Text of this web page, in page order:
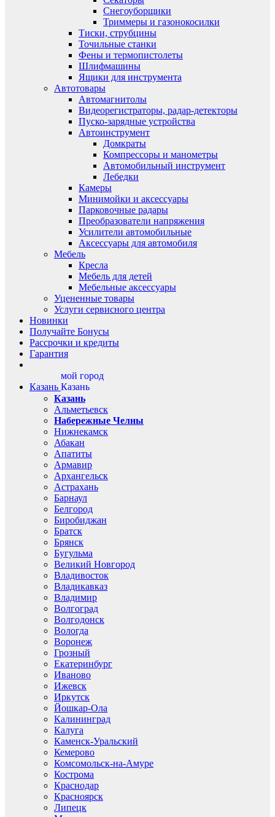
Снегоуборщики
Триммеры и газонокосилки
Тиски, струбцины
Точильные станки
Фены и термопистолеты
Шлифмашины
Ящики для инструмента
Автотовары
Автомагнитолы
Видеорегистраторы, радар-детекторы
Пуско-зарядные устройства
Автоинструмент
Домкраты
Компрессоры и манометры
Автомобильный инструмент
Лебедки
Камеры
Минимойки и аксессуары
Парковочные радары
Преобразователи напряжения
Усилители автомобильные
Аксессуары для автомобиля
Мебель
Кресла
Мебель для детей
Мебельные аксессуары
Уцененные товары
Услуги сервисного центра
Новинки
Получайте Бонусы
Рассрочки и кредиты
Гарантия
Казань
мой город
Казань
Казань
Альметьевск
Набережные Челны
Нижнекамск
Абакан
Апатиты
Армавир
Архангельск
Астрахань
Барнаул
Белгород
Биробиджан
Братск
Брянск
Бугульма
Великий Новгород
Владивосток
Владикавказ
Владимир
Волгоград
Волгодонск
Вологда
Воронеж
Грозный
Екатеринбург
Иваново
Ижевск
Иркутск
Йошкар-Ола
Калининград
Калуга
Каменск-Уральский
Кемерово
Комсомольск-на-Амуре
Кострома
Краснодар
Красноярск
Липецк